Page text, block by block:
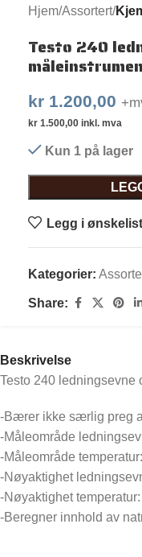
Hjem Assortert
Testo 240
kr 1.200,00
kr 1.500,00 inkl. mva
Kun 1 på lager
Legg i
Kategorier:
Share:
Beskrivelse
Testo 240 ledningsevne
-Bærer ikke særlig preg
-Måleområde
-Måleområde
-Nøyaktighet
-Nøyaktighet
-Beregner innhold av